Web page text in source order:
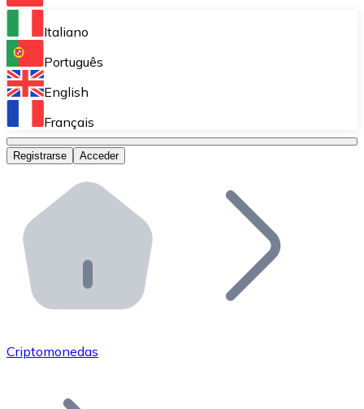
Bitnovo Ramp
Integra nuestra solución en tu plataforma.
Bitnovo Giftcards
Bitnovo OTC
Bitnovo ATM
Integra un ATM Bitnovo en tu negocio y permite que
Bitnovo API
Integra nuestra API en tu ecosistema.
Únete a nuestra red de distribuidores.
Añade tu proyecto a nuestro ecosistema.
Italiano
Português
English
Français
Registrarse Acceder
Criptomonedas